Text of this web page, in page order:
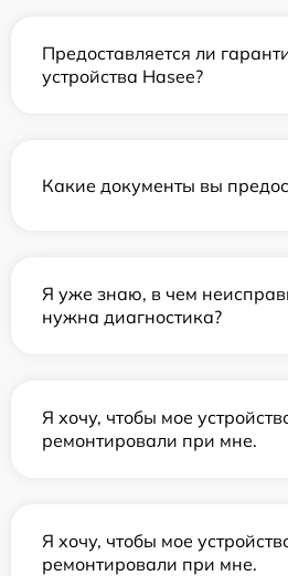
Предоставляется ли
устройства Hasee?
Какие документы вы
Я уже знаю, в чем
нужна диагностика?
Я хочу, чтобы мое
ремонтировали при мне.
Я хочу, чтобы мое
ремонтировали при мне.